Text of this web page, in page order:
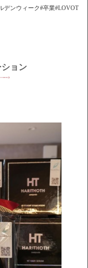
デンウィーク#卒業#LOVOT
ョン